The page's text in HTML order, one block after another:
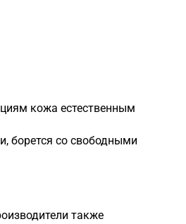
кожа естественным
борется со свободными
также